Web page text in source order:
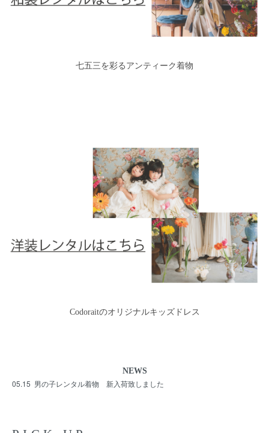
七五三を彩るアンティーク着物
Codoraitのオリジナルキッズドレス
NEWS
05.15 男の子レンタル着物 新入荷致しました